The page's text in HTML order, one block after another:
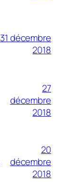
31 décembre
2018
27
décembre
2018
20
décembre
2018